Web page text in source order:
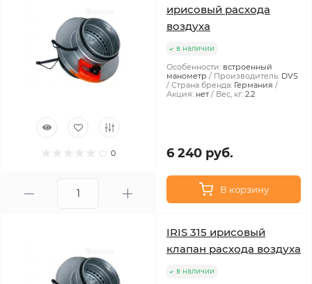
0
ирисовый расхода
воздуха
в наличии
Особенности: встроенный
манометр
Производитель: DVS
Страна бренда: Германия
Акция: нет Вес, кг: 2.2
6 240 руб.
В корзину
IRIS 315 ирисовый
клапан расхода воздуха
в наличии